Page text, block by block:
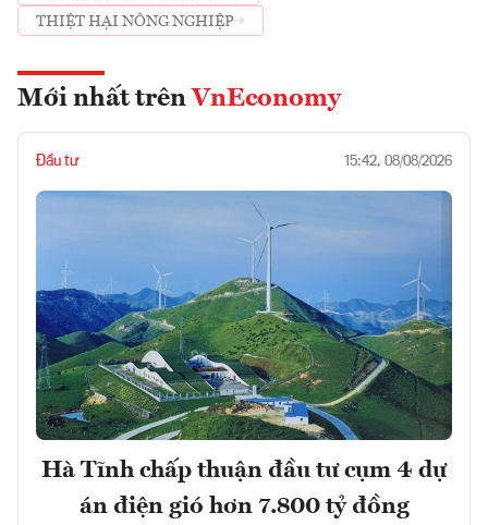
THIỆT HẠI NÔNG NGHIỆP
Mới nhất trên VnEconomy
Đầu tư 15:42, 08/08/2026
Hà Tĩnh chấp thuận đầu tư cụm 4 dự
án điện gió hơn 7.800 tỷ đồng